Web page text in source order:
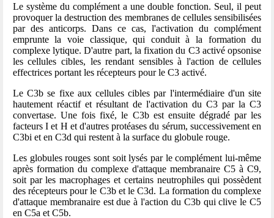
Le système du complément a une double fonction. Seul, il peut
provoquer la destruction des membranes de cellules sensibilisées
par des anticorps. Dans ce cas, l'activation du complément
emprunte la voie classique, qui conduit à la formation du
complexe lytique. D'autre part, la fixation du C3 activé opsonise
les cellules cibles, les rendant sensibles à l'action de cellules
effectrices portant les récepteurs pour le C3 activé.
Le C3b se fixe aux cellules cibles par l'intermédiaire d'un site
hautement réactif et résultant de l'activation du C3 par la C3
convertase. Une fois fixé, le C3b est ensuite dégradé par les
facteurs I et H et d'autres protéases du sérum, successivement en
C3bi et en C3d qui restent à la surface du globule rouge.
Les globules rouges sont soit lysés par le complément lui-même
après formation du complexe d'attaque membranaire C5 à C9,
soit par les macrophages et certains neutrophiles qui possèdent
des récepteurs pour le C3b et le C3d. La formation du complexe
d'attaque membranaire est due à l'action du C3b qui clive le C5
en C5a et C5b.